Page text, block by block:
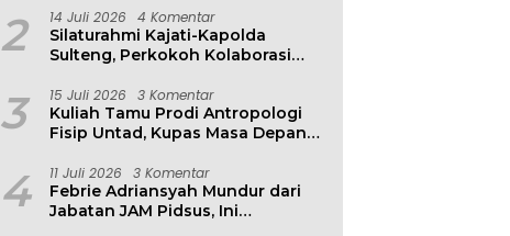
2 14 Juli 2026 4 Komentar
Silaturahmi Kajati-Kapolda
Sulteng, Perkokoh Kolaborasi
3 15 Juli 2026 3 Komentar
Kuliah Tamu Prodi Antropologi
Fisip Untad, Kupas Masa Depan
Lingkungan
4 11 Juli 2026 3 Komentar
Febrie Adriansyah Mundur dari
Jabatan JAM Pidsus, Ini